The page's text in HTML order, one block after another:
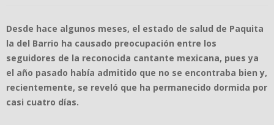
Desde hace algunos meses, el estado de salud de Paquita
la del Barrio ha causado preocupación entre los
seguidores de la reconocida cantante mexicana, pues ya
el año pasado había admitido que no se encontraba bien y,
recientemente, se reveló que ha permanecido dormida por
casi cuatro días.